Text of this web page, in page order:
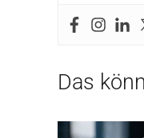
Das